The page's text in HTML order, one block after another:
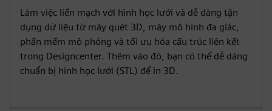
Làm việc liền mạch với hình học lưới và dễ dàng tận
dụng dữ liệu từ máy quét 3D, máy mô hình đa giác,
phần mềm mô phỏng và tối ưu hóa cấu trúc liên kết
trong Designcenter. Thêm vào đó, bạn có thể dễ dàng
chuẩn bị hình học lưới (STL) để in 3D.